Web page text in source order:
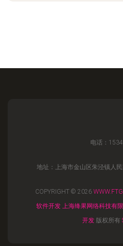
电话：
地址：上海市金山区朱泾镇人
COPYRIGHT © 2026
软件开发 上海绛果网络科技有
开发版权所有